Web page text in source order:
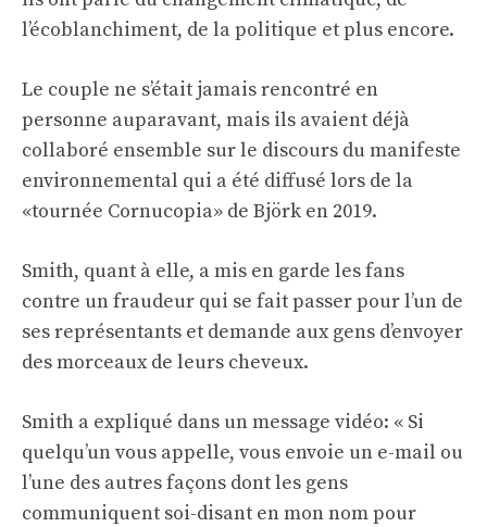
l’écoblanchiment, de la politique et plus encore.
Le couple ne s’était jamais rencontré en
personne auparavant, mais ils avaient déjà
collaboré ensemble sur le discours du manifeste
environnemental qui a été diffusé lors de la
«tournée Cornucopia» de Björk en 2019.
Smith, quant à elle, a mis en garde les fans
contre un fraudeur qui se fait passer pour l’un de
ses représentants et demande aux gens d’envoyer
des morceaux de leurs cheveux.
Smith a expliqué dans un message vidéo: « Si
quelqu’un vous appelle, vous envoie un e-mail ou
l’une des autres façons dont les gens
communiquent soi-disant en mon nom pour